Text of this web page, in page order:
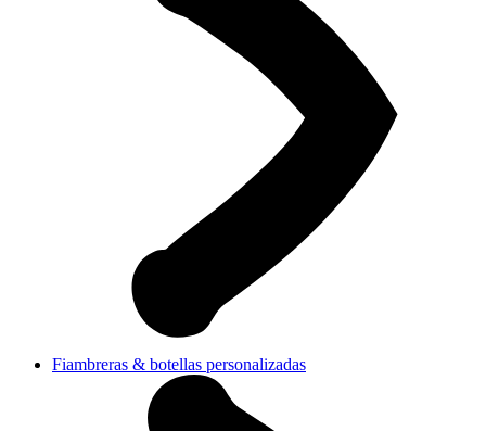
Fiambreras & botellas personalizadas